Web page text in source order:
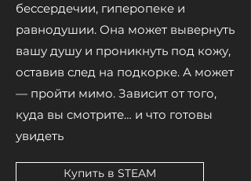
бессердечии, гиперопеке и
равнодушии. Она может вывернуть
вашу душу и проникнуть под кожу,
оставив след на подкорке. А может
— пройти мимо. Зависит от того,
куда вы смотрите… и что готовы
увидеть
Купить в STEAM